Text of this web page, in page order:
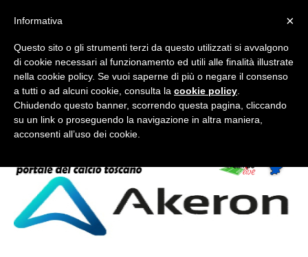
FORUM-ACCEDI
Accedi / Registrati
×
Informativa
Questo sito o gli strumenti terzi da questo utilizzati si avvalgono
di cookie necessari al funzionamento ed utili alle finalità illustrate
nella cookie policy. Se vuoi saperne di più o negare il consenso
a tutti o ad alcuni cookie, consulta la cookie policy
Chiudendo questo banner, scorrendo questa pagina, cliccando
su un link o proseguendo la navigazione in altra maniera,
acconsenti all’uso dei cookie.